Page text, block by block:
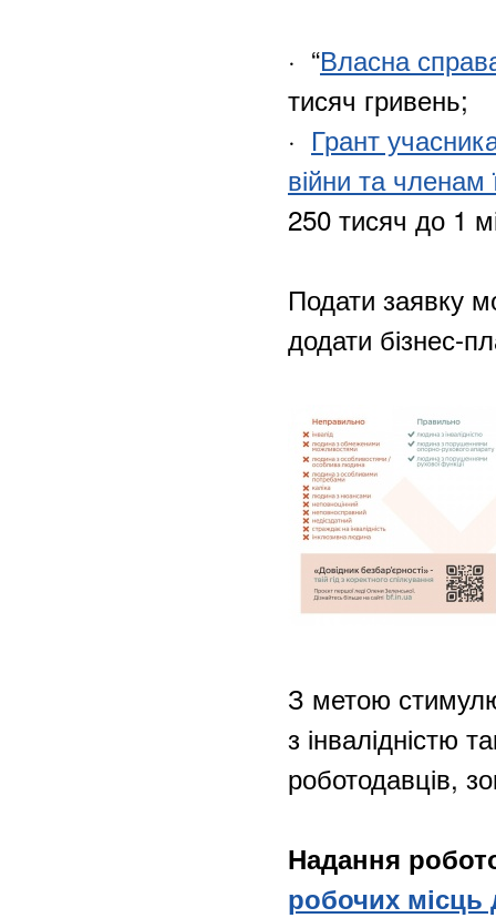
· “Власна
тисяч гривень;
· Грант
війни та членам
250 тисяч до 1
Подати заявку
додати бізнес-
З метою
з інвалідністю
роботодавців,
Надання
робочих місць